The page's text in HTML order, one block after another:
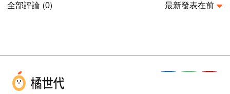
全部評論 (0) 最新發表在前